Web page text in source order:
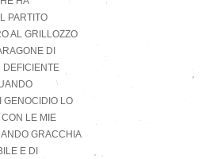
PARTITO
AL GRILLOZZO
DI
DEFICIENTE
GENOCIDIO LO
LE MIE
GRACCHIA
E DI